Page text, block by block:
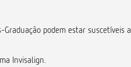
podem estar suscetíveis a
Invisalign.